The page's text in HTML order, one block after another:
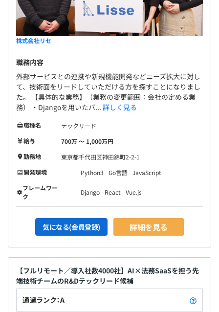
株式会社リセ
職務内容
外部サービスとの連携や新規機能開発などニーズ拡大に対し
て、技術面をリードしていただける方を探すことになりまし
た。 【具体的な業務】（業務の変更範囲：会社の定める業
務） ・Djangoを用いたバ... 詳しく見る
職種名
テックリード
給与
700万 〜 1,000万円
勤務地
東京都千代田区神田錦町2-2-1
開発環境
Python3 Go言語 JavaScript
フレームワー
ク
Django React Vue.js
気になる(会員登録) 詳細を見る
【フルリモート／導入社数4000社】AI×法務SaaSを担う先
端技術チームのR&Dテックリード候補
通過ランク：A